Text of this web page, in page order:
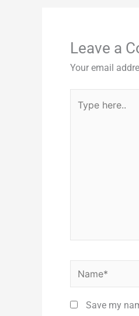
Leave a
Your email
here..
Save my